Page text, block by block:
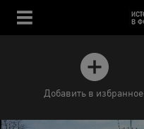
Добавить в избранное